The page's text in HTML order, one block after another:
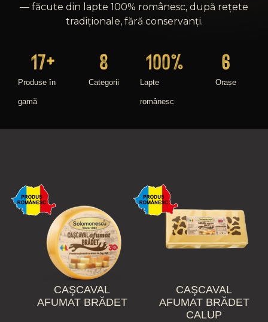
— făcute din lapte 100% românesc, după rețete
tradiționale, fără conservanți.
Produse în
gamă
17+
Categorii
8
Lapte
românesc
100%
Orașe
6
CAŞCAVAL
AFUMAT BRĂDET
CAŞCAVAL
AFUMAT BRĂDET
CALUP